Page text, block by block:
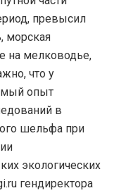
превысил
морская
на мелководье,
что у
опыт
в
шельфа при
экологических
гендиректора